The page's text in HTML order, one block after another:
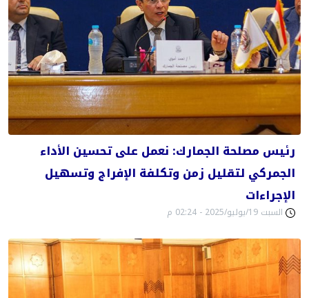
رئيس مصلحة الجمارك: نعمل على تحسين الأداء
الجمركي لتقليل زمن وتكلفة الإفراج وتسهيل
الإجراءات
السبت 19/يوليو/2025 - 02:24 م